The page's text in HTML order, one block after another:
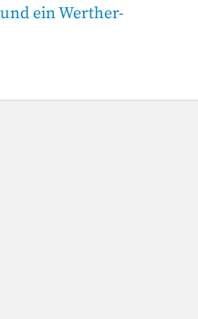
ein Werther-